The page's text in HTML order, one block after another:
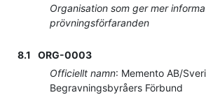
Organisation som ger mer
prövningsförfaranden
8.1
ORG-0003
Officiellt namn: Memento AB/
Begravningsbyråers Förbund